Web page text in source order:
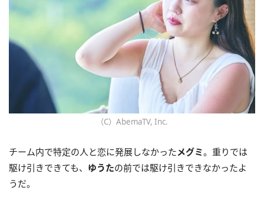
（C）AbemaTV, Inc.
チーム内で特定の人と恋に発展しなかったメグミ。重りでは
駆け引きできても、 ゆうたの前では駆け引きできなかったよ
うだ。